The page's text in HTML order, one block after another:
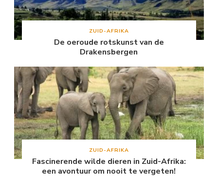
ZUID-AFRIKA
De oeroude rotskunst van de
Drakensbergen
ZUID-AFRIKA
Fascinerende wilde dieren in Zuid-Afrika:
een avontuur om nooit te vergeten!